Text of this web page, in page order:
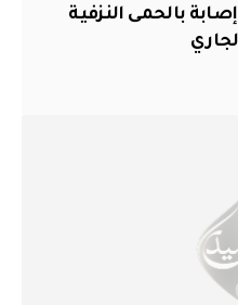
الصحة تعلن تسجيل 313 إصابة بالحمى النزفية